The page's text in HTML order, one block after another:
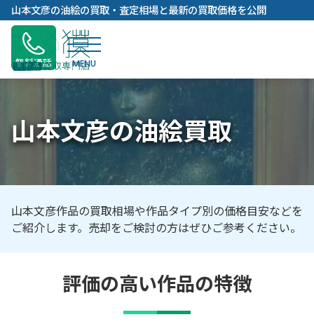
内
容
キ
山本文彦の油絵の買取・査定相場と最新の買取価格を公開
無料通話
山本文彦の油絵買取
山本文彦作品の買取相場や作品タイプ別の価格目安などを
ご紹介します。売却をご検討の方はぜひご参考ください。
評価の高い作品の特徴